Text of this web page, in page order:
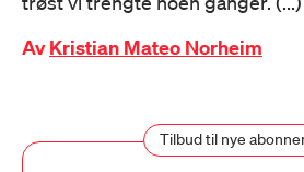
AvKristian Mateo Norheim
Tilbud til nye